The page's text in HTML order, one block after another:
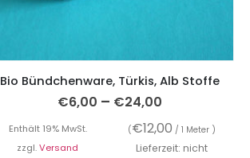
Bio Bündchenware, Türkis, Alb Stoffe
€6,00 – €24,00
Enthält 19% MwSt. (€12,00 / 1 Meter )
zzgl.Versand
Lieferzeit: nicht